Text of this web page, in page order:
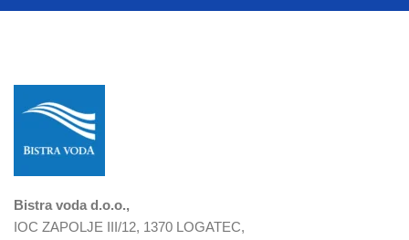
Bistra voda d.o.o.,
IOC ZAPOLJE III/12, 1370 LOGATEC,